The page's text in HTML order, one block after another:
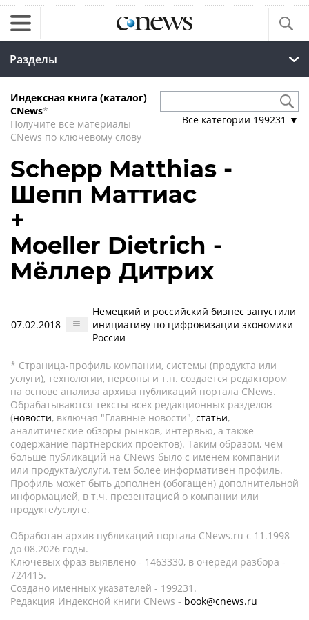
Разделы
Индексная книга (каталог)
CNews*
Получите все материалы
CNews по ключевому слову
Все категории 199231 ▼
Schepp Matthias -
Шепп Маттиас
+
Moeller Dietrich -
Мёллер Дитрих
07.02.2018
Немецкий и российский бизнес запустили
инициативу по цифровизации экономики
России
* Страница-профиль компании, системы (продукта или
услуги), технологии, персоны и т.п. создается редактором
на основе анализа архива публикаций портала CNews.
Обрабатываются тексты всех редакционных разделов
(новости, включая "Главные новости", статьи,
аналитические обзоры рынков, интервью, а также
содержание партнёрских проектов). Таким образом, чем
больше публикаций на CNews было с именем компании
или продукта/услуги, тем более информативен профиль.
Профиль может быть дополнен (обогащен) дополнительной
информацией, в т.ч. презентацией о компании или
продукте/услуге.
Обработан архив публикаций портала CNews.ru c 11.1998
до 08.2026 годы.
Ключевых фраз выявлено - 1463330, в очереди разбора -
724415.
Создано именных указателей - 199231.
Редакция Индексной книги CNews - book@cnews.ru